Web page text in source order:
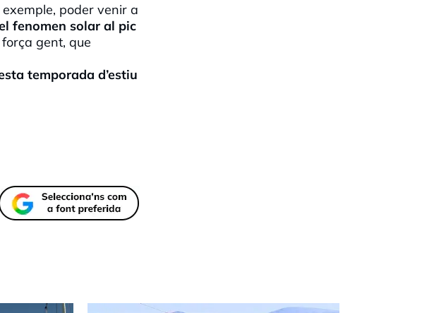
exemple, poder venir a
fenomen solar al pic
gent, que
temporada d’estiu